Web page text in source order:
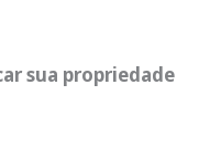
sua propriedade